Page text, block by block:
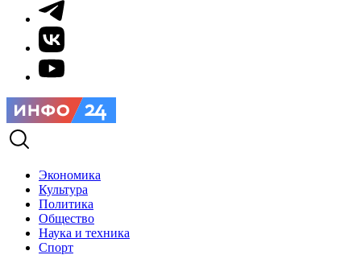
Экономика
Культура
Политика
Общество
Наука и техника
Спорт